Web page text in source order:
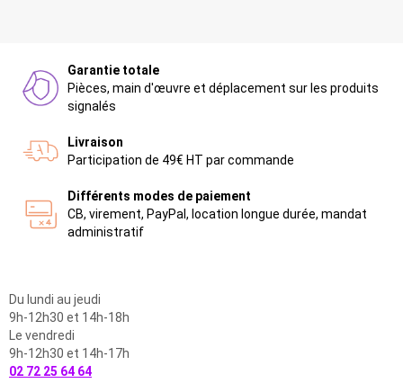
Garantie totale
Pièces, main d'œuvre et déplacement sur les produits
signalés
Livraison
Participation de 49€ HT par commande
Différents modes de paiement
CB, virement, PayPal, location longue durée, mandat
administratif
Du lundi au jeudi
9h-12h30 et 14h-18h
Le vendredi
9h-12h30 et 14h-17h
02 72 25 64 64